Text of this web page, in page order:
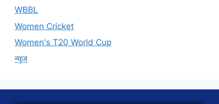
WBBL
Women Cricket
Women's T20 World Cup
न्यूज